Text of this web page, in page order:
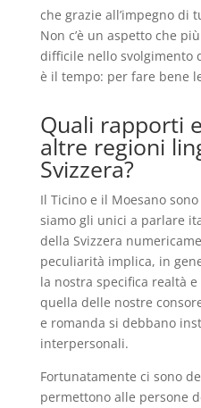
che grazie all’impegno di
Non c’è un aspetto che
difficile nello svolgimento
è il tempo: per fare bene
Quali rapporti
altre regioni
Svizzera?
Il Ticino e il Moesano
siamo gli unici a parlare
della Svizzera
peculiarità implica, in
la nostra specifica realtà
quella delle nostre
e romanda si debbano
interpersonali.
Fortunatamente ci sono
permettono alle persone